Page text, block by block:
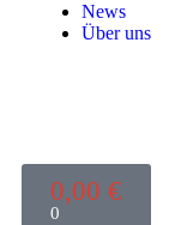
News
Über uns
0,00 €
0